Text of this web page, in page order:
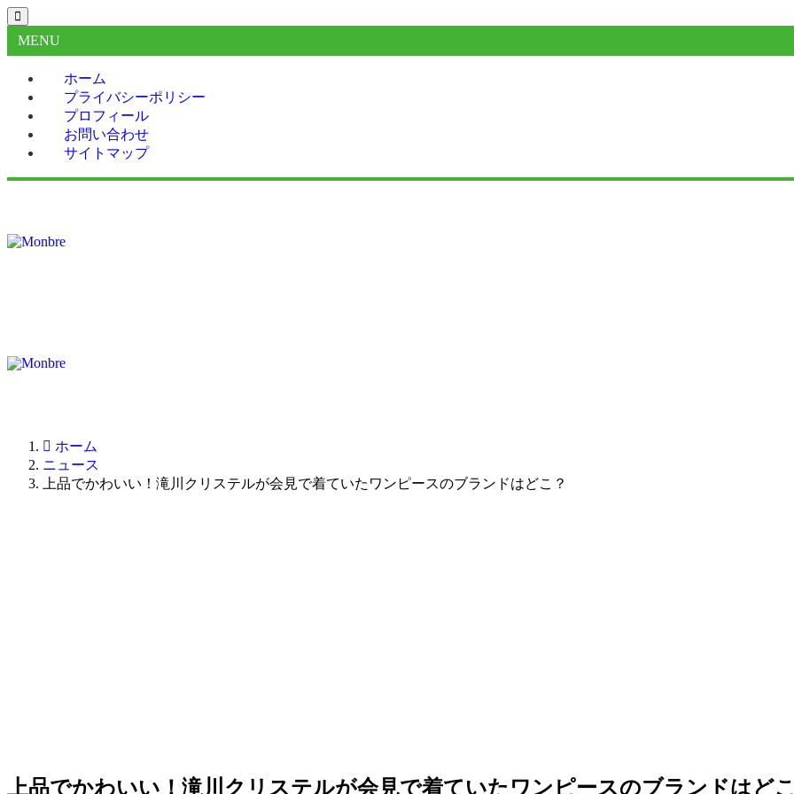
MENU
ホーム
プライバシーポリシー
プロフィール
お問い合わせ
サイトマップ
ホーム
ニュース
上品でかわいい！滝川クリステルが会見で着ていたワンピースのブランドはどこ？
上品でかわいい！滝川クリステルが会見で着ていたワンピースのブランドはど